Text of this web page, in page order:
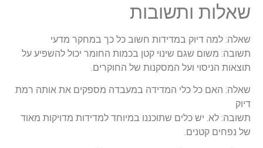
שאלות ותשובות
שאלה: למה דיוק במדידות חשוב כל כך במחקר מדעי
תשובה: משום שגם שינוי קטן בכמות החומר יכול להשפיע על
תוצאות הניסוי ועל המסקנות של החוקרים.
שאלה: האם כל כלי המדידה במעבדה מספקים את אותה רמת
דיוק
תשובה: לא. יש כלים שתוכננו במיוחד למדידות מדויקות מאוד
של נפחים קטנים.